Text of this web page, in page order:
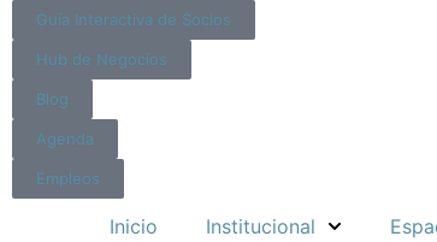
Guía Interactiva de Socios
Hub de Negocios
Blog
Agenda
Empleos
Inicio Institucional